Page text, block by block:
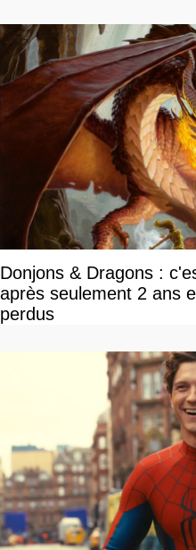
Donjons & Dragons :
après seulement 2 ans
perdus